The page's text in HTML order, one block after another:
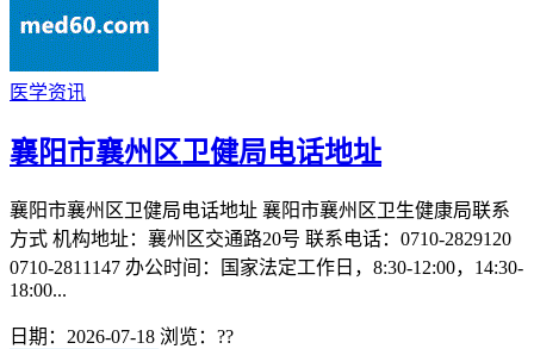
医学资讯
襄阳市襄州区卫健局电话地址
襄阳市襄州区卫健局电话地址 襄阳市襄州区卫生健康局联系
方式 机构地址：襄州区交通路20号 联系电话：0710-2829120
0710-2811147 办公时间：国家法定工作日，8:30-12:00，14:30-
18:00...
日期：2026-07-18 浏览： ??